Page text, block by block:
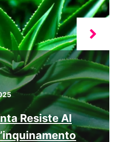
Resiste Al